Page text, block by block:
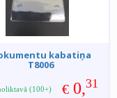
kabatiņa
T8006
€ 0,31
(100+)